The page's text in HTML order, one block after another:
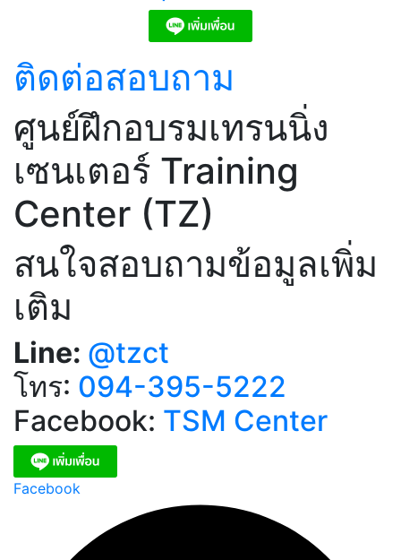
ติดต่อสอบถาม
ศูนย์ฝึกอบรมเทรนนิ่ง
เซนเตอร์ Training
Center (TZ)
สนใจสอบถามข้อมูลเพิ่ม
เติม
Line: @tzct
โทร: 094-395-5222
Facebook: TSM Center
Facebook